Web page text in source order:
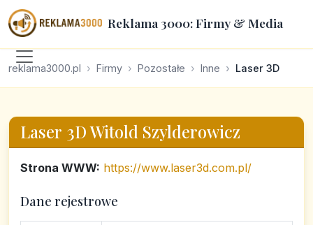
Reklama 3000: Firmy & Media
reklama3000.pl Firmy Pozostałe Inne Laser 3D
Laser 3D Witold Szylderowicz
Strona WWW: https://www.laser3d.com.pl/
Dane rejestrowe